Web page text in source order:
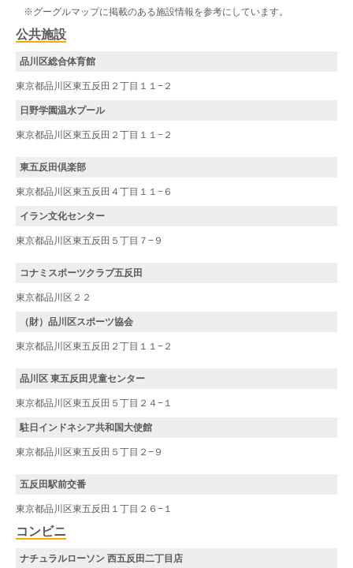
※グーグルマップに掲載のある施設情報を参考にしています。
公共施設
品川区総合体育館
東京都品川区東五反田２丁目１１−２
日野学園温水プール
東京都品川区東五反田２丁目１１−２
東五反田倶楽部
東京都品川区東五反田４丁目１１−６
イラン文化センター
東京都品川区東五反田５丁目７−９
コナミスポーツクラブ五反田
東京都品川区２２
（財）品川区スポーツ協会
東京都品川区東五反田２丁目１１−２
品川区 東五反田児童センター
東京都品川区東五反田５丁目２４−１
駐日インドネシア共和国大使館
東京都品川区東五反田５丁目２−９
五反田駅前交番
東京都品川区東五反田１丁目２６−１
コンビニ
ナチュラルローソン 西五反田二丁目店